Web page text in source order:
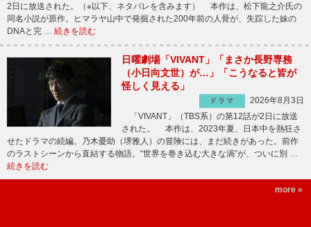
2日に放送された。（※以下、ネタバレを含みます） 本作は、松下龍之介氏の
同名小説が原作。ヒマラヤ山中で発掘された200年前の人骨が、失踪した妹の
DNAと完 … 続きを読む
日曜劇場「VIVANT」「まさか長野専務
（小日向文世）が…」「こうなると皆が
怪しく見える」
ドラマ
2026年8月3日
「VIVANT」（TBS系）の第12話が2日に放送
された。 本作は、2023年夏、日本中を熱狂さ
せたドラマの続編。乃木憂助（堺雅人）の冒険には、まだ続きがあった。前作
のラストシーンから直結する物語。“世界を巻き込む大きな渦”が、ついに別 …
続きを読む
more »